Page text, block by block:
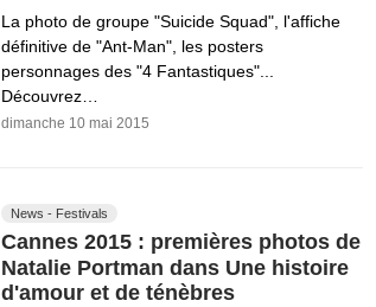
La photo de groupe "Suicide Squad", l'affiche
définitive de "Ant-Man", les posters
personnages des "4 Fantastiques"...
Découvrez…
dimanche 10 mai 2015
News - Festivals
Cannes 2015 : premières photos de
Natalie Portman dans Une histoire
d'amour et de ténèbres